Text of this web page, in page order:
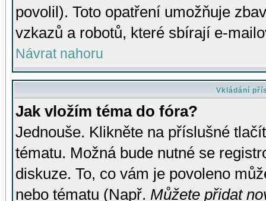
povolil). Toto opatření umožňuje
vzkazů a robotů, které sbírají e-
Návrat nahoru
Vkládání
Jak vložím téma do fóra?
Jednouše. Klikněte na příslušné
tématu. Možná bude nutné se
diskuze. To, co vám je povoleno
nebo tématu (Např. Můžete přidat